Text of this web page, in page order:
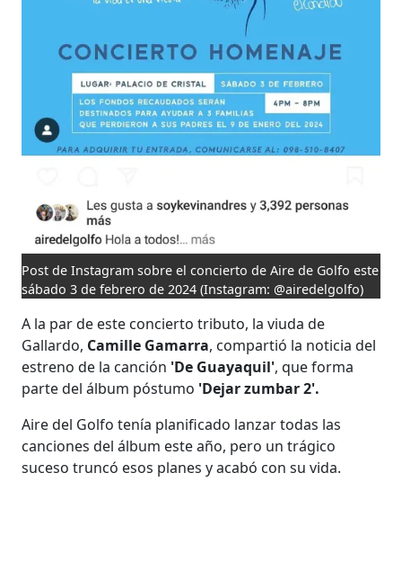
Post de Instagram sobre el concierto de Aire de Golfo este
sábado 3 de febrero de 2024 (Instagram: @airedelgolfo)
A la par de este concierto tributo, la viuda de
Gallardo, Camille Gamarra, compartió la noticia del
estreno de la canción 'De Guayaquil', que forma
parte del álbum póstumo 'Dejar zumbar 2'.
Aire del Golfo tenía planificado lanzar todas las
canciones del álbum este año, pero un trágico
suceso truncó esos planes y acabó con su vida.